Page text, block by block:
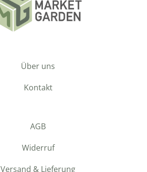
Über uns
Kontakt
AGB
Widerruf
Versand & Lieferung